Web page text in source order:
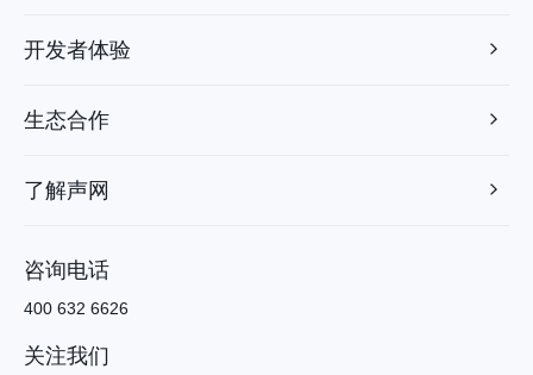
开发者体验
生态合作
了解声网
咨询电话
400 632 6626
关注我们